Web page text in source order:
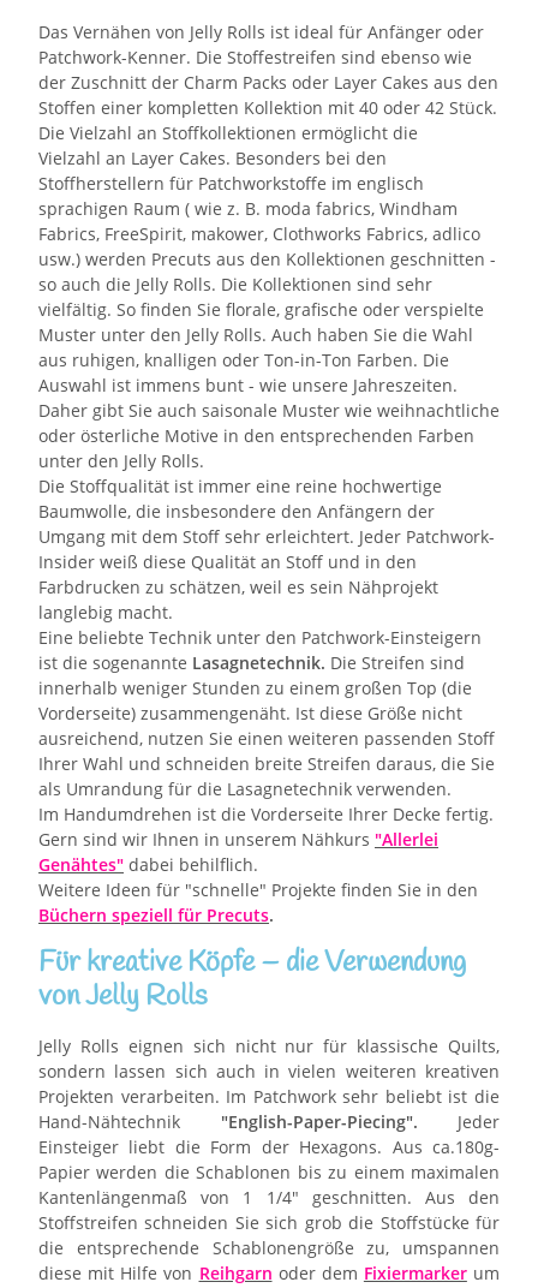
Das Vernähen von Jelly Rolls ist ideal für Anfänger oder
Patchwork-Kenner. Die Stoffestreifen sind ebenso wie
der Zuschnitt der Charm Packs oder Layer Cakes aus den
Stoffen einer kompletten Kollektion mit 40 oder 42 Stück.
Die Vielzahl an Stoffkollektionen ermöglicht die
Vielzahl an Layer Cakes. Besonders bei den
Stoffherstellern für Patchworkstoffe im englisch
sprachigen Raum ( wie z. B. moda fabrics, Windham
Fabrics, FreeSpirit, makower, Clothworks Fabrics, adlico
usw.) werden Precuts aus den Kollektionen geschnitten -
so auch die Jelly Rolls. Die Kollektionen sind sehr
vielfältig. So finden Sie florale, grafische oder verspielte
Muster unter den Jelly Rolls. Auch haben Sie die Wahl
aus ruhigen, knalligen oder Ton-in-Ton Farben. Die
Auswahl ist immens bunt - wie unsere Jahreszeiten.
Daher gibt Sie auch saisonale Muster wie weihnachtliche
oder österliche Motive in den entsprechenden Farben
unter den Jelly Rolls.
Die Stoffqualität ist immer eine reine hochwertige
Baumwolle, die insbesondere den Anfängern der
Umgang mit dem Stoff sehr erleichtert. Jeder Patchwork-
Insider weiß diese Qualität an Stoff und in den
Farbdrucken zu schätzen, weil es sein Nähprojekt
langlebig macht.
Eine beliebte Technik unter den Patchwork-Einsteigern
ist die sogenannte Lasagnetechnik. Die Streifen sind
innerhalb weniger Stunden zu einem großen Top (die
Vorderseite) zusammengenäht. Ist diese Größe nicht
ausreichend, nutzen Sie einen weiteren passenden Stoff
Ihrer Wahl und schneiden breite Streifen daraus, die Sie
als Umrandung für die Lasagnetechnik verwenden.
Im Handumdrehen ist die Vorderseite Ihrer Decke fertig.
Gern sind wir Ihnen in unserem Nähkurs "Allerlei
Genähtes" dabei behilflich.
Weitere Ideen für "schnelle" Projekte finden Sie in den
Büchern speziell für Precuts.
Für kreative Köpfe – die Verwendung
von Jelly Rolls
Jelly Rolls eignen sich nicht nur für klassische Quilts,
sondern lassen sich auch in vielen weiteren kreativen
Projekten verarbeiten. Im Patchwork sehr beliebt ist die
Hand-Nähtechnik "English-Paper-Piecing". Jeder
Einsteiger liebt die Form der Hexagons. Aus ca.180g-
Papier werden die Schablonen bis zu einem maximalen
Kantenlängenmaß von 1 1/4" geschnitten. Aus den
Stoffstreifen schneiden Sie sich grob die Stoffstücke für
die entsprechende Schablonengröße zu, umspannen
diese mit Hilfe von Reihgarn oder dem Fixiermarkerum